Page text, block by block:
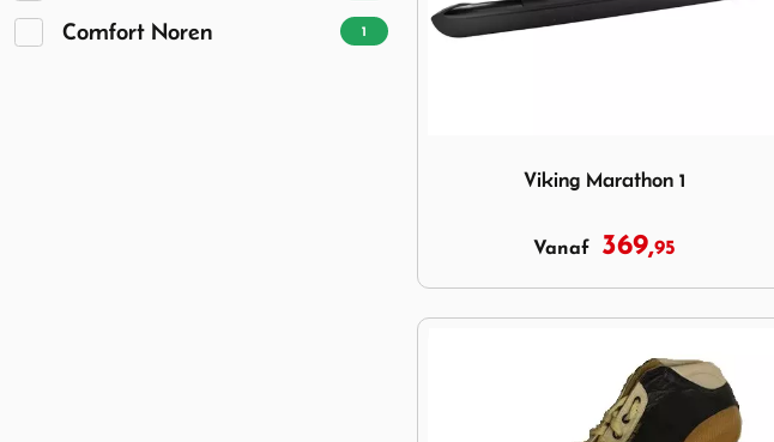
Comfort Noren 1
Viking Marathon 1
Vanaf 369,95